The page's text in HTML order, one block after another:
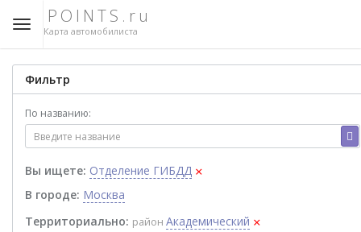
POINTS.ru
Карта автомобилиста
Фильтр
По названию:
Вы ищете: Отделение ГИБДД ×
В городе: Москва
Территориально: район Академический ×